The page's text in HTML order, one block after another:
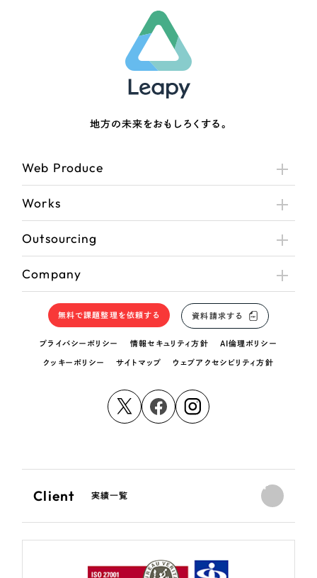
地方の未来をおもしろくする。
Web Produce
Works
Outsourcing
Company
無料で課題整理を依頼する 資料請求する
プライバシーポリシー 情報セキュリティ方針 AI倫理ポリシー
クッキーポリシー サイトマップ ウェブアクセシビリティ方針
Client 実績一覧